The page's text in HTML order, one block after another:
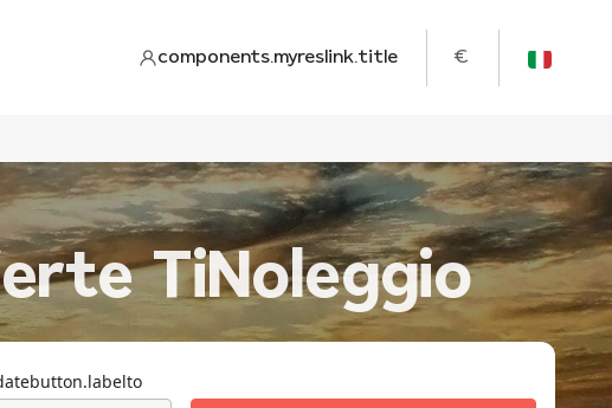
components.myreslink.title €
TiNoleggio